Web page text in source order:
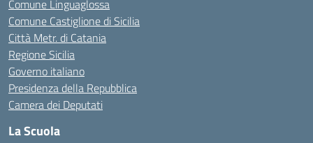
Comune Linguaglossa
Comune Castiglione di Sicilia
Città Metr. di Catania
Regione Sicilia
Governo italiano
Presidenza della Repubblica
Camera dei Deputati
La Scuola